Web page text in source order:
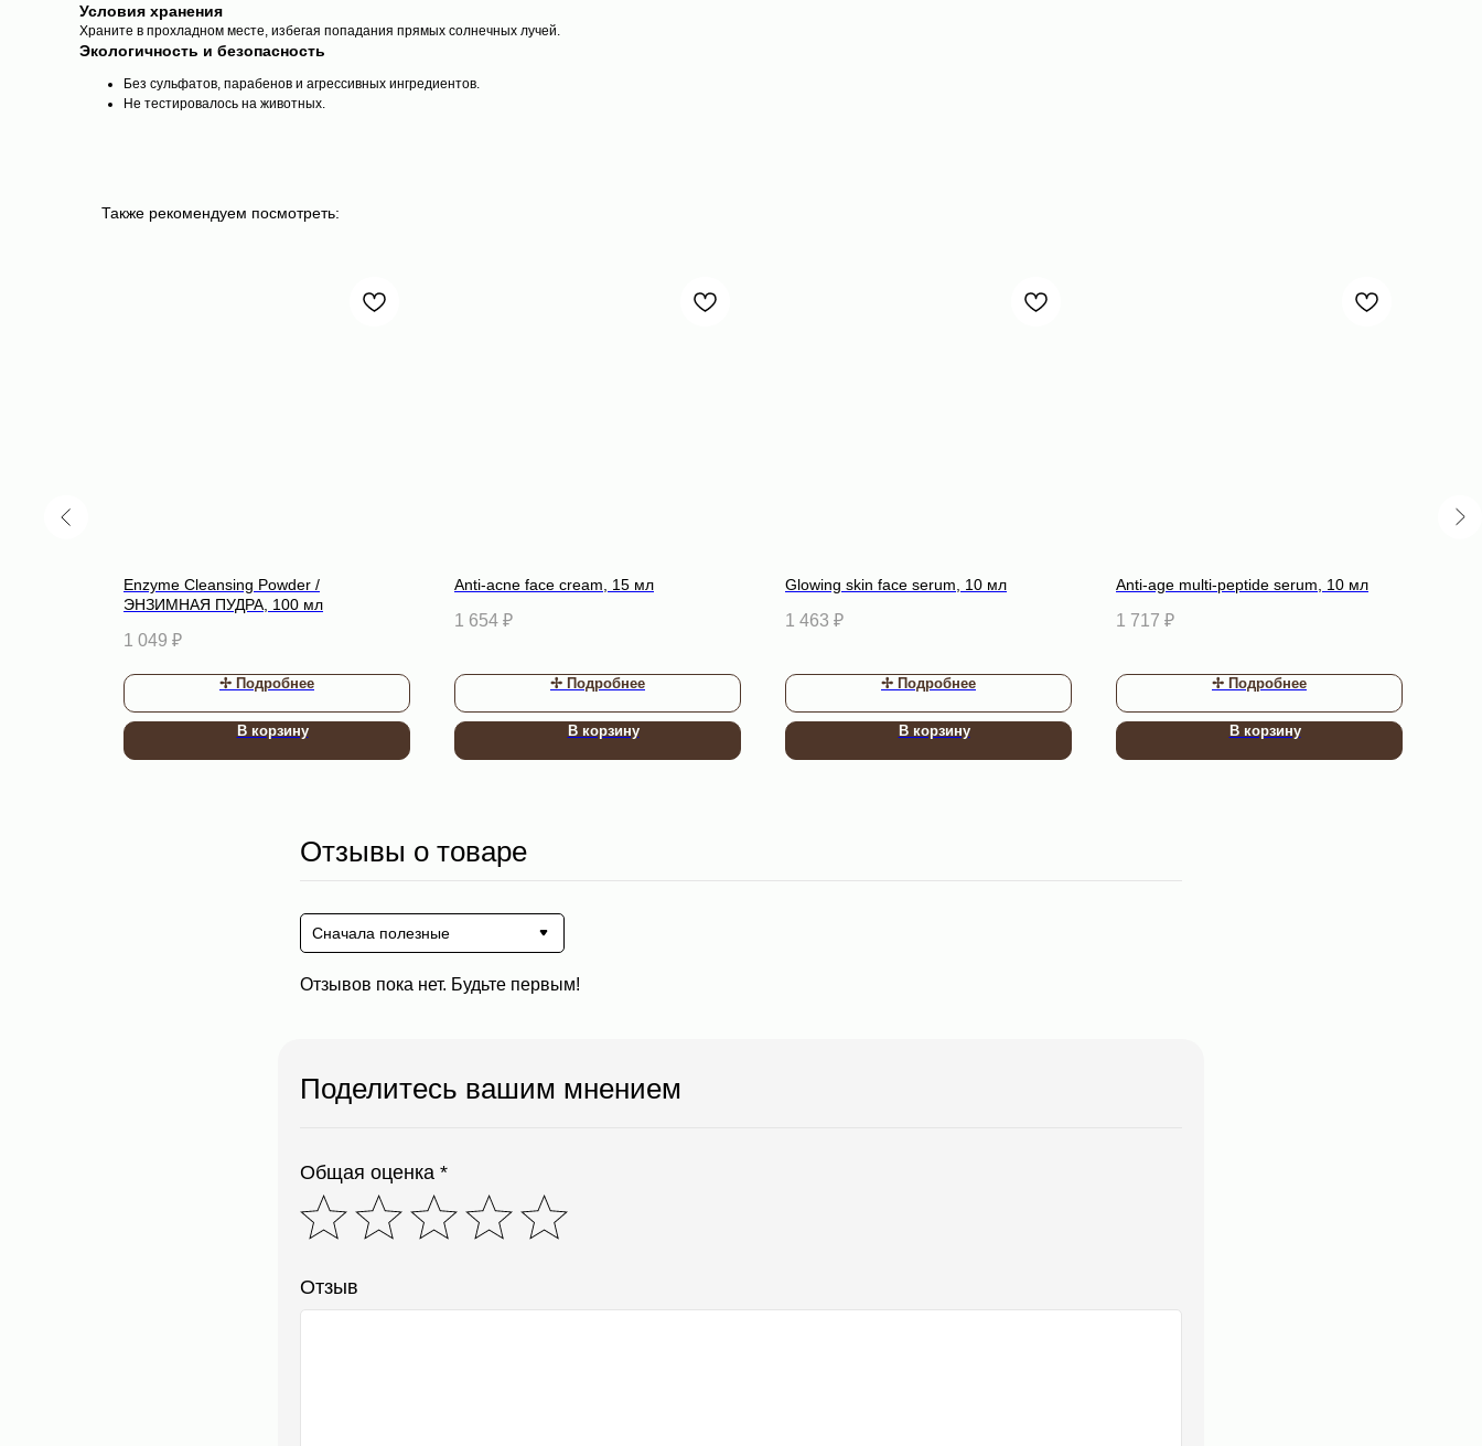
Условия хранения
Храните в прохладном месте, избегая попадания прямых солнечных лучей.
Экологичность и безопасность
Без сульфатов, парабенов и агрессивных ингредиентов.
Не тестировалось на животных.
Также рекомендуем посмотреть:
Enzyme Cleansing Powder /
ЭНЗИМНАЯ ПУДРА, 100 мл
1 049 ₽
✢ Подробнее
В корзину
Anti-acne face cream, 15 мл
1 654 ₽
✢ Подробнее
В корзину
Glowing skin face serum, 10 мл
1 463 ₽
✢ Подробнее
В корзину
Anti-age multi-peptide serum, 10 мл
1 717 ₽
✢ Подробнее
В корзину
Отзывы о товаре
Сначала полезные
Отзывов пока нет. Будьте первым!
Поделитесь вашим мнением
Общая оценка *
Отзыв